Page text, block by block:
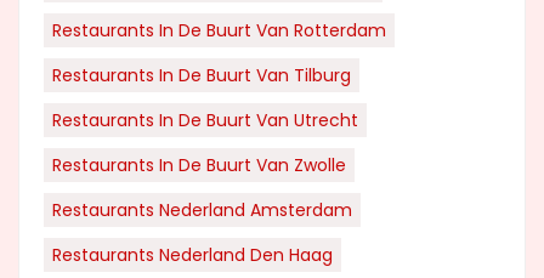
Restaurants In De Buurt Van Rotterdam
Restaurants In De Buurt Van Tilburg
Restaurants In De Buurt Van Utrecht
Restaurants In De Buurt Van Zwolle
Restaurants Nederland Amsterdam
Restaurants Nederland Den Haag